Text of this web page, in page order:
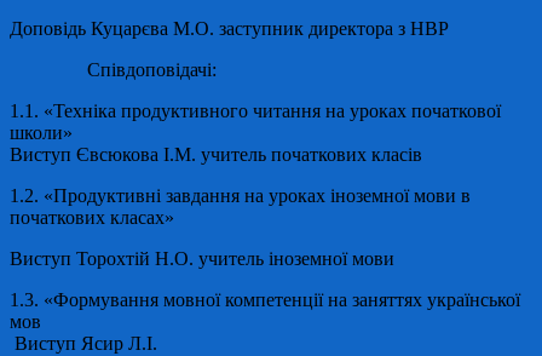
Доповідь Куцарєва М.О. заступник директора з НВР
Співдоповідачі:
1.1. «Техніка продуктивного читання на уроках початкової
школи»
Виступ Євсюкова І.М. учитель початкових класів
1.2. «Продуктивні завдання на уроках іноземної мови в
початкових класах»
Виступ Торохтій Н.О. учитель іноземної мови
1.3. «Формування мовної компетенції на заняттях української
мов
Виступ Ясир Л.І.